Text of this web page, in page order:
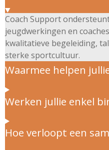
Coach Support
jeugdwerkingen en
kwalitatieve begeleiding,
sterke sportcultuur.
Waarmee helpen
Werken jullie enkel
Hoe verloopt een